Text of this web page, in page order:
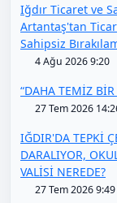
Iğdır Ticaret ve
Artantaş'tan
Sahipsiz
4 Ağu 2026 9:20
“DAHA TEMİZ
27 Tem 2026
IĞDIR'DA TEPKİ
DARALIYOR,
VALİSİ NEREDE?
27 Tem 2026 9:49